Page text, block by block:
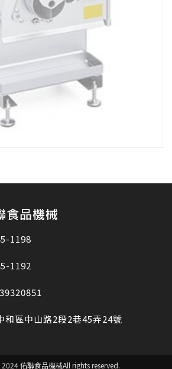
1198
1192
和區中山路2段2巷45弄24號
佑聯食品機械All rights reserved.